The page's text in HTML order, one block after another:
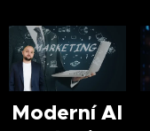
Moderní AI